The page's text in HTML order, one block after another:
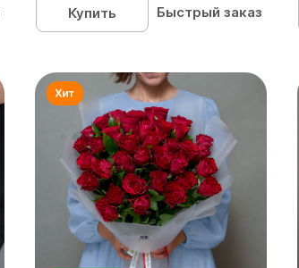
Купить
Быстрый заказ